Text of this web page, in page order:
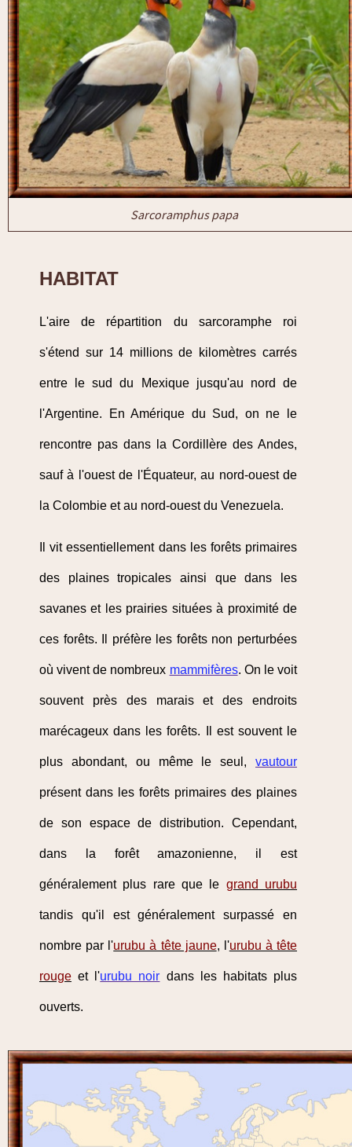
Sarcoramphus papa
HABITAT
L'aire de répartition du sarcoramphe roi
s'étend sur 14 millions de kilomètres carrés
entre le sud du Mexique jusqu'au nord de
l'Argentine. En Amérique du Sud, on ne le
rencontre pas dans la Cordillère des Andes,
sauf à l'ouest de l'Équateur, au nord-ouest de
la Colombie et au nord-ouest du Venezuela.
Il vit essentiellement dans les forêts primaires
des plaines tropicales ainsi que dans les
savanes et les prairies situées à proximité de
ces forêts. Il préfère les forêts non perturbées
où vivent de nombreux mammifères. On le voit
souvent près des marais et des endroits
marécageux dans les forêts. Il est souvent le
plus abondant, ou même le seul, vautour
présent dans les forêts primaires des plaines
de son espace de distribution. Cependant,
dans la forêt amazonienne, il est
généralement plus rare que le grand urubu
tandis qu'il est généralement surpassé en
nombre par l'urubu à tête jaune, l'urubu à tête
rouge et l'urubu noir dans les habitats plus
ouverts.